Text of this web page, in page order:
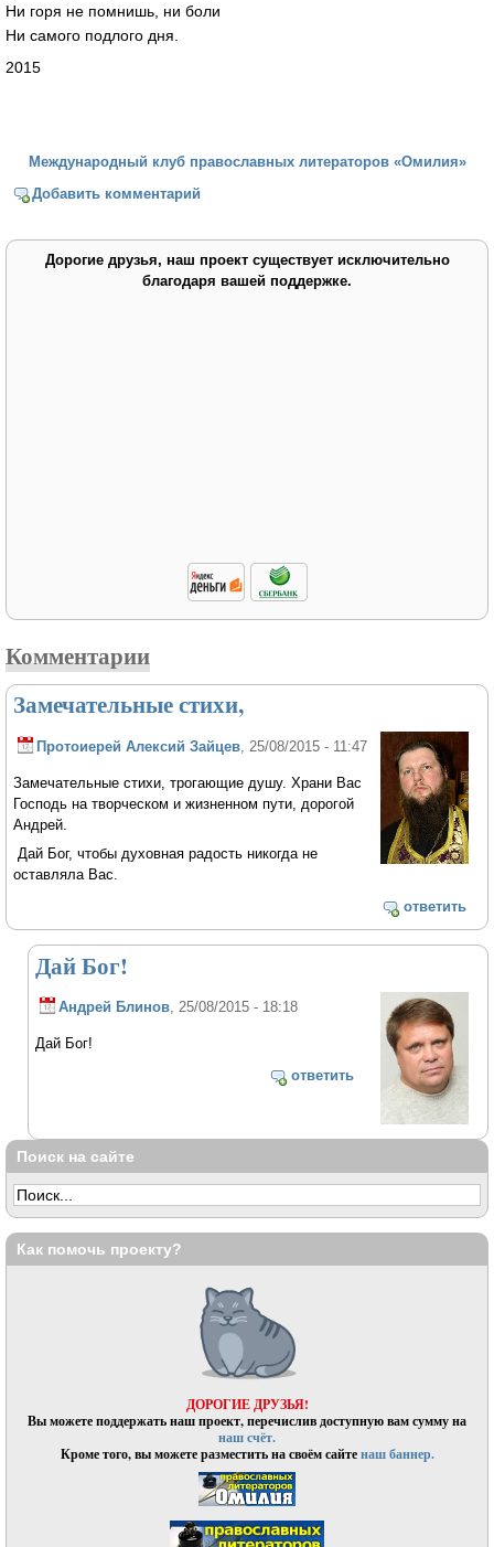
Ни горя не помнишь, ни боли
Ни самого подлого дня.
2015
Международный клуб православных литераторов «Омилия»
Добавить комментарий
Дорогие друзья, наш проект существует исключительно
благодаря вашей поддержке.
Комментарии
Замечательные стихи,
Протоиерей Алексий Зайцев , 25/08/2015 - 11:47
Замечательные стихи, трогающие душу. Храни Вас
Господь на творческом и жизненном пути, дорогой
Андрей.
Дай Бог, чтобы духовная радость никогда не
оставляла Вас.
ответить
Дай Бог!
Андрей Блинов, 25/08/2015 - 18:18
Дай Бог!
ответить
Поиск на сайте
Как помочь проекту?
ДОРОГИЕ ДРУЗЬЯ!
Вы можете поддержать наш проект, перечислив доступную вам сумму на
наш счёт.
Кроме того, вы можете разместить на своём сайтенаш баннер.